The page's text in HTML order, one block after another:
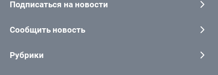
Подписаться на новости
Сообщить новость
Рубрики